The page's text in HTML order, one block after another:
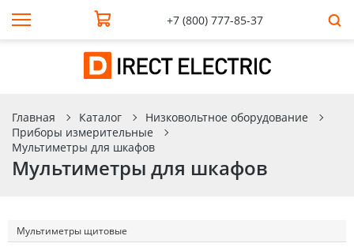
+7 (800) 777-85-37
Главная Каталог
Низковольтное оборудование
Приборы измерительные
Мультиметры для шкафов
Мультиметры для шкафов
Мультиметры щитовые